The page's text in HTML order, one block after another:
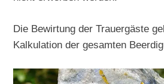
Die Bewirtung der Trauergäste
Kalkulation der gesamten